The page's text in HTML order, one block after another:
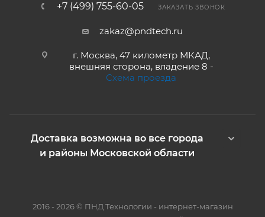
+7 (499) 755-60-05 ЗАКАЗАТЬ ЗВОНОК
zakaz@pndtech.ru
г. Москва, 47 километр МКАД,
внешняя сторона, владение 8 -
Схема проезда
Доставка возможна во все города
и районы Московской области
2016 - 2026 © ПНД Технологии - интернет-магазин